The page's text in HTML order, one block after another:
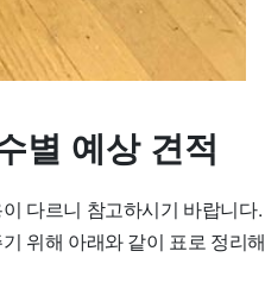
별 예상 견적
다르니 참고하시기 바랍니다.
위해 아래와 같이 표로 정리해